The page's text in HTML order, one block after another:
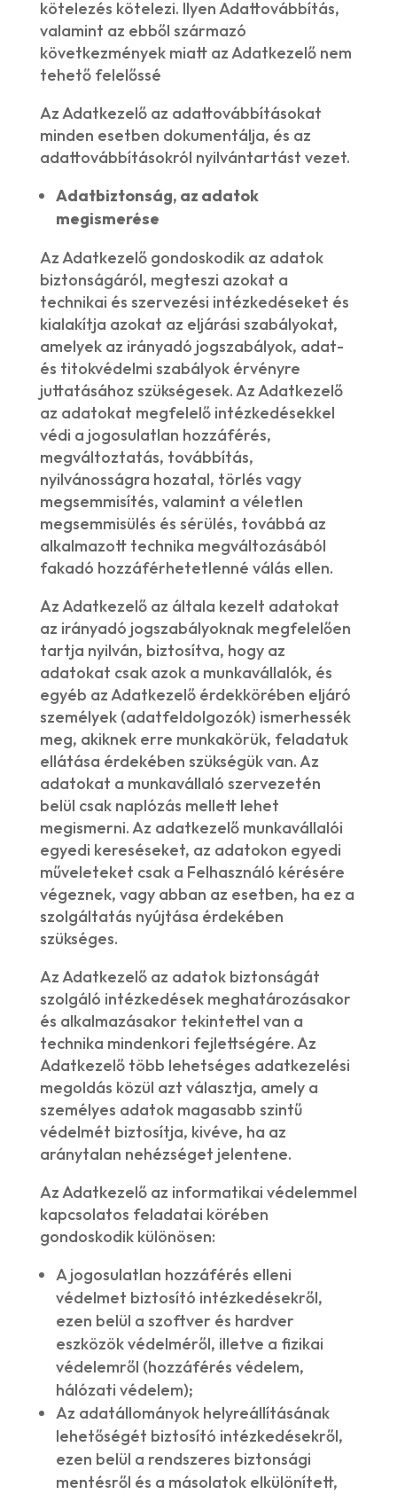
kötelezés kötelezi. Ilyen Adattovábbítás,
valamint az ebből származó
következmények miatt az Adatkezelő nem
tehető felelőssé
Az Adatkezelő az adattovábbításokat
minden esetben dokumentálja, és az
adattovábbításokról nyilvántartást vezet.
Adatbiztonság, az adatok
megismerése
Az Adatkezelő gondoskodik az adatok
biztonságáról, megteszi azokat a
technikai és szervezési intézkedéseket és
kialakítja azokat az eljárási szabályokat,
amelyek az irányadó jogszabályok, adat-
és titokvédelmi szabályok érvényre
juttatásához szükségesek. Az Adatkezelő
az adatokat megfelelő intézkedésekkel
védi a jogosulatlan hozzáférés,
megváltoztatás, továbbítás,
nyilvánosságra hozatal, törlés vagy
megsemmisítés, valamint a véletlen
megsemmisülés és sérülés, továbbá az
alkalmazott technika megváltozásából
fakadó hozzáférhetetlenné válás ellen.
Az Adatkezelő az általa kezelt adatokat
az irányadó jogszabályoknak megfelelően
tartja nyilván, biztosítva, hogy az
adatokat csak azok a munkavállalók, és
egyéb az Adatkezelő érdekkörében eljáró
személyek (adatfeldolgozók) ismerhessék
meg, akiknek erre munkakörük, feladatuk
ellátása érdekében szükségük van. Az
adatokat a munkavállaló szervezetén
belül csak naplózás mellett lehet
megismerni. Az adatkezelő munkavállalói
egyedi kereséseket, az adatokon egyedi
műveleteket csak a Felhasználó kérésére
végeznek, vagy abban az esetben, ha ez a
szolgáltatás nyújtása érdekében
szükséges.
Az Adatkezelő az adatok biztonságát
szolgáló intézkedések meghatározásakor
és alkalmazásakor tekintettel van a
technika mindenkori fejlettségére. Az
Adatkezelő több lehetséges adatkezelési
megoldás közül azt választja, amely a
személyes adatok magasabb szintű
védelmét biztosítja, kivéve, ha az
aránytalan nehézséget jelentene.
Az Adatkezelő az informatikai védelemmel
kapcsolatos feladatai körében
gondoskodik különösen:
A jogosulatlan hozzáférés elleni
védelmet biztosító intézkedésekről,
ezen belül a szoftver és hardver
eszközök védelméről, illetve a fizikai
védelemről (hozzáférés védelem,
hálózati védelem);
Az adatállományok helyreállításának
lehetőségét biztosító intézkedésekről,
ezen belül a rendszeres biztonsági
mentésről és a másolatok elkülönített,